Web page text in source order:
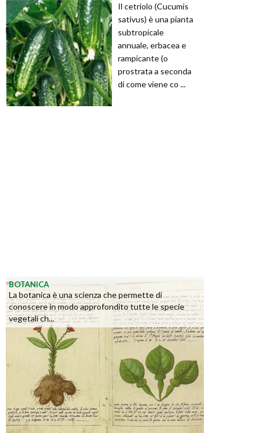
Il cetriolo (Cucumis
sativus) è una pianta
subtropicale
annuale, erbacea e
rampicante (o
prostrata a seconda
di come viene co ...
BOTANICA
La botanica è una scienza che permette di
conoscere in modo approfondito tutte le specie
vegetali ch...